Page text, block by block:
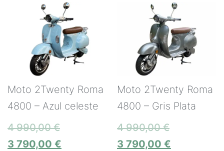
Moto 2Twenty Roma
4800 – Azul celeste
4 990,00€
3 790,00 €
Moto 2Twenty Roma
4800 – Gris Plata
4 990,00€
3 790,00 €